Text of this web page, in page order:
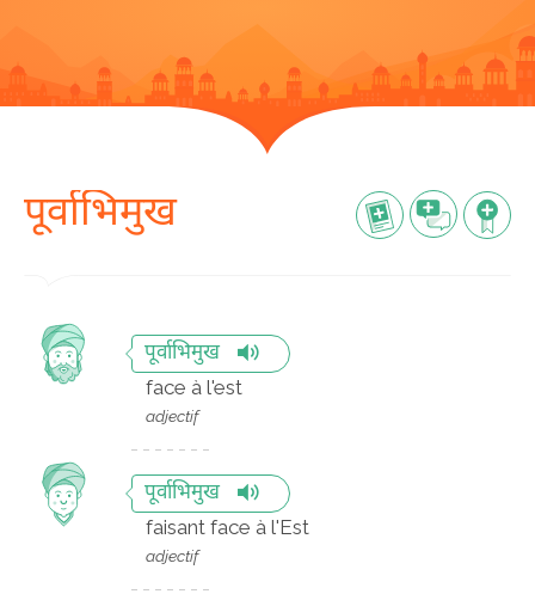
पूर्वाभिमुख
पूर्वाभिमुख
face à l'est
adjectif
पूर्वाभिमुख
faisant face à l'Est
adjectif